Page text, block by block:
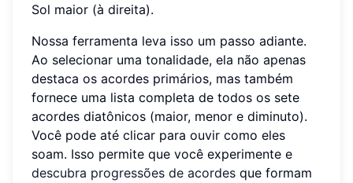
Sol maior (à direita).
Nossa ferramenta leva isso um passo adiante.
Ao selecionar uma tonalidade, ela não apenas
destaca os acordes primários, mas também
fornece uma lista completa de todos os sete
acordes diatônicos (maior, menor e diminuto).
Você pode até clicar para ouvir como eles
soam. Isso permite que você experimente e
descubra progressões de acordes que formam